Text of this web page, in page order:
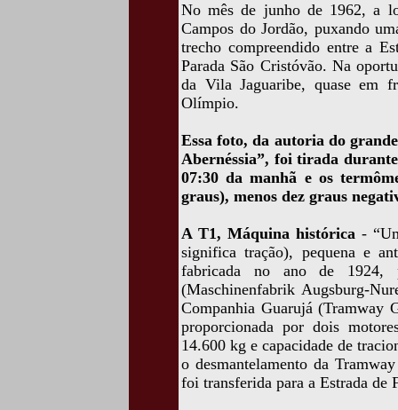
No mês de junho de 1962, a
Campos do Jordão, puxando
trecho compreendido entre a
Parada São Cristóvão. Na
da Vila Jaguaribe, quase em
Olímpio.
Essa foto, da autoria do
Abernéssia”, foi tirada
07:30 da manhã e os
graus), menos dez graus
A T1, Máquina histórica -
significa tração), pequena e
fabricada no ano de 1924,
(Maschinenfabrik Augsburg-
Companhia Guarujá (Tramway
proporcionada por dois
14.600 kg e capacidade de
o desmantelamento da
foi transferida para a Estrada de